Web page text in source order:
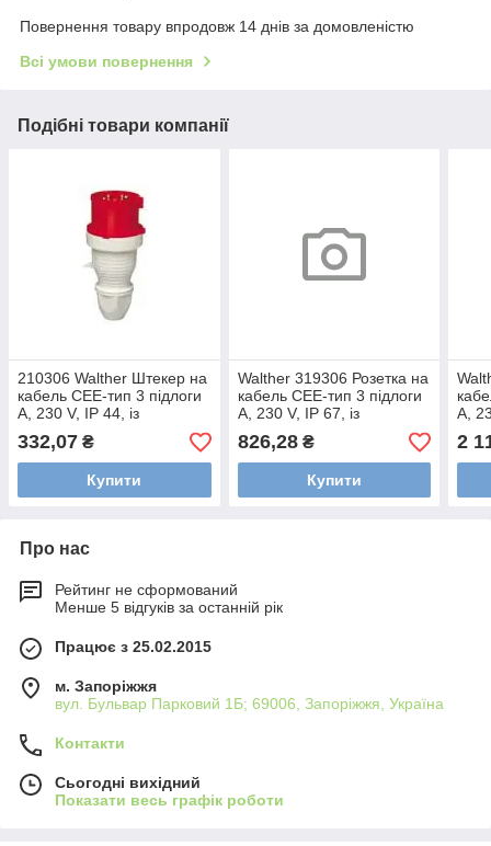
Повернення товару впродовж 14 днів за домовленістю
Всі умови повернення
Подібні товари компанії
210306 Walther Штекер на
кабель CЕЕ-тип 3 підлоги
А, 230 V, IP 44, із
сальником wl210306
332,07 ₴
Купити
Walther 319306 Розетка на
кабель CЕЕ-тип 3 підлоги
А, 230 V, IP 67, із
сальником wl319306
826,28₴
Купити
А,
2
Про нас
Рейтинг не сформований
Менше 5 відгуків за останній рік
Працює з 25.02.2015
м. Запоріжжя
вул. Бульвар Парковий 1Б; 69006, Запоріжжя, Україна
Контакти
Сьогодні вихідний
Показати весь графік роботи